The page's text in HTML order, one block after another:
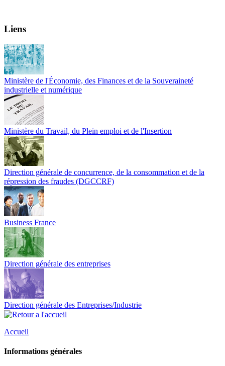
Liens
Ministère de l'Économie, des Finances et de la Souveraineté
industrielle et numérique
Ministère du Travail, du Plein emploi et de l'Insertion
Direction générale de concurrence, de la consommation et de la
répression des fraudes (DGCCRF)
Business France
Direction générale des entreprises
Direction générale des Entreprises/Industrie
Accueil
Informations générales